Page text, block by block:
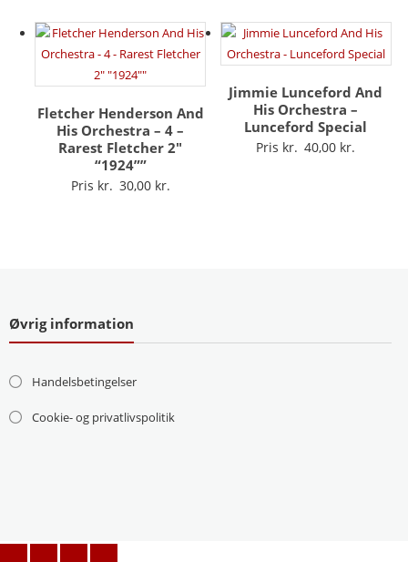
Fletcher Henderson And
His Orchestra – 4 –
Rarest Fletcher 2″
“1924””
Pris kr. 30,00
Jimmie Lunceford And
His Orchestra –
Lunceford Special
Pris kr. 40,00
Øvrig information
Handelsbetingelser
Cookie- og privatlivspolitik